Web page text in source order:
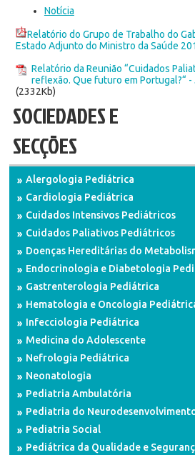
Notícia
Relatório do Grupo de Trabalho do
Estado Adjunto do Ministro da Saúde
Relatório da Reunião “Cuidados
reflexão. Que futuro em Portugal?“ -
(2332Kb)
SOCIEDADES E
SECÇÕES
Alergologia Pediátrica
Cardiologia Pediátrica
Cuidados Intensivos Pediátricos
Cuidados Paliativos Pediátricos
Doenças Hereditárias do
Endocrinologia e Diabetologia
Gastrenterologia Pediátrica
Hematologia e Oncologia
Infecciologia Pediátrica
Medicina do Adolescente
Nefrologia Pediátrica
Neonatologia
Pediatria Ambulatória
Pediatria do
Pediatria Social
Pediátrica da Qualidade e